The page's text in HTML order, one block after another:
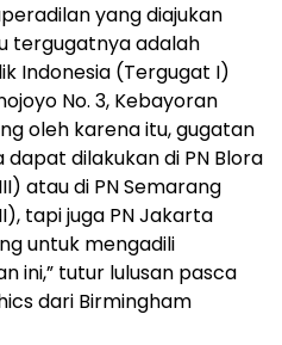
yang diajukan
tergugatnya adalah
Indonesia (Tergugat I)
No. 3, Kebayoran
oleh karena itu, gugatan
dilakukan di PN Blora
atau di PN Semarang
tapi juga PN Jakarta
untuk mengadili
ini,” tutur lulusan pasca
dari Birmingham